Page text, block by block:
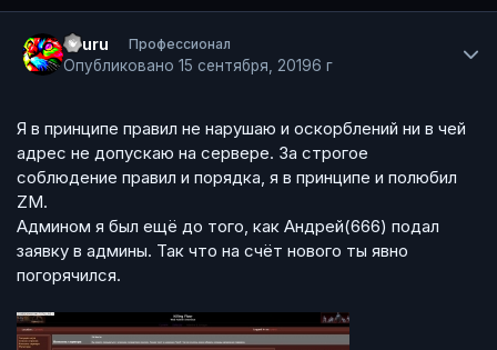
Ururu Профессионал
Опубликовано 15 сентября, 20196 г
Я в принципе правил не нарушаю и оскорблений ни в чей
адрес не допускаю на сервере. За строгое
соблюдение правил и порядка, я в принципе и полюбил
ZM.
Админом я был ещё до того, как Андрей(666) подал
заявку в админы. Так что на счёт нового ты явно
погорячился.